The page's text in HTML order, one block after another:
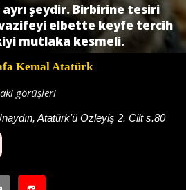
şeydir. Birbirine tesiri
elbette keyfe tercih
mutlaka kesmeli.
Kemal Atatürk
görüşleri
Atatürk'ü Özleyiş 2. Cilt s.80